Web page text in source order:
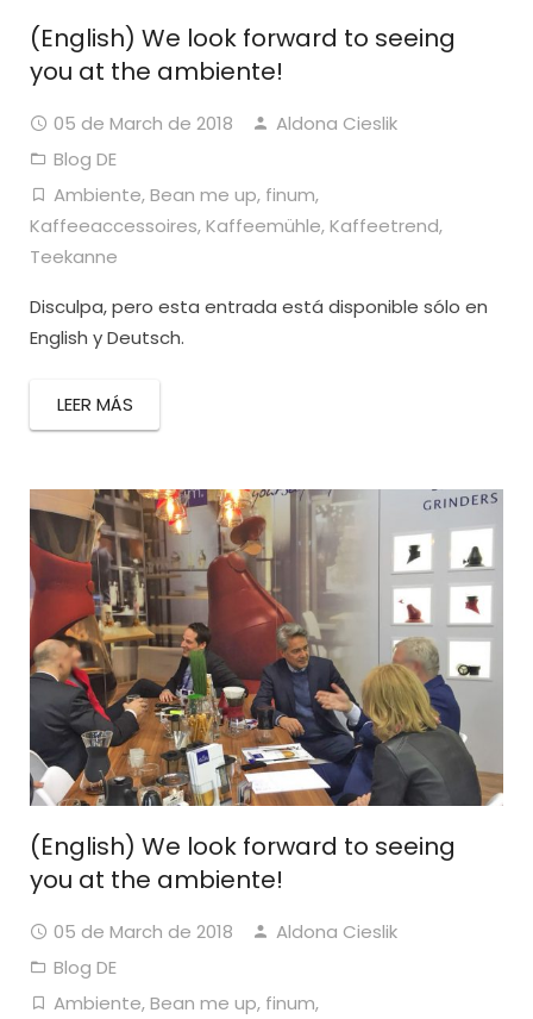
(English) We look forward to seeing
you at the ambiente!
05 de March de 2018
Aldona Cieslik
Blog DE
Ambiente,Bean me up, finum,
Kaffeeaccessoires,Kaffeemühle,Kaffeetrend,
Teekanne
Disculpa, pero esta entrada está disponible sólo en
English y Deutsch.
LEER MÁS
(English) We look forward to seeing
you at the ambiente!
05 de March de 2018
Aldona Cieslik
Blog DE
Ambiente,Bean me up, finum,